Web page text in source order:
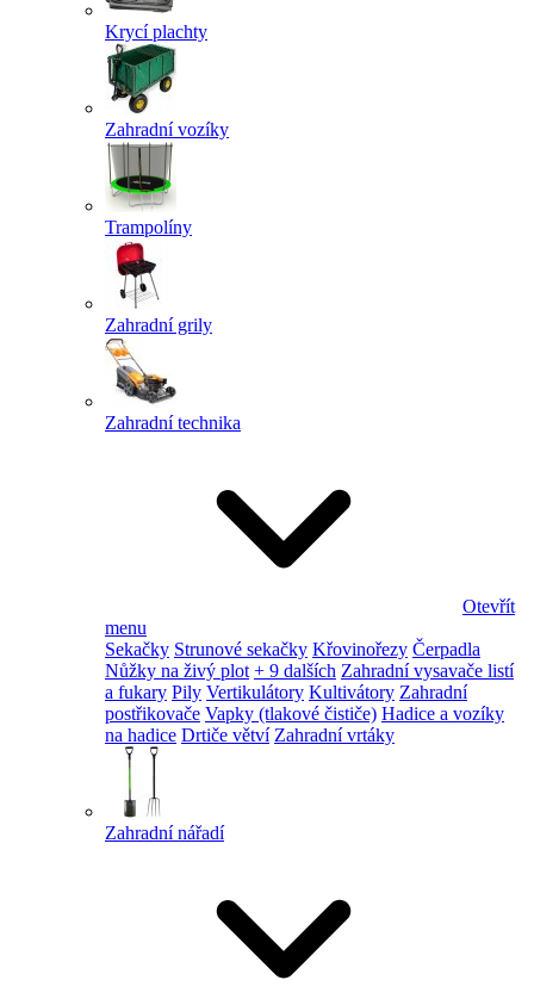
Krycí plachty
Zahradní vozíky
Trampolíny
Zahradní grily
Zahradní technika
Otevřít
menu
Sekačky Strunové sekačky Křovinořezy Čerpadla
Nůžky na živý plot + 9 dalších Zahradní vysavače listí
a fukary Pily Vertikulátory Kultivátory Zahradní
postřikovače Vapky (tlakové čističe) Hadice a vozíky
na hadice Drtiče větví Zahradní vrtáky
Zahradní nářadí